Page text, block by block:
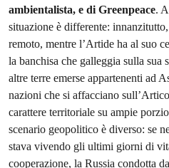
ambientalista, e di Greenpeace.
situazione è differente:
remoto, mentre l’Artide ha al suo
la banchisa che galleggia sulla sua
altre terre emerse appartenenti ad
nazioni che si affacciano
carattere territoriale su ampie
scenario geopolitico è diverso: se
stava vivendo gli ultimi giorni di
cooperazione, la Russia condotta